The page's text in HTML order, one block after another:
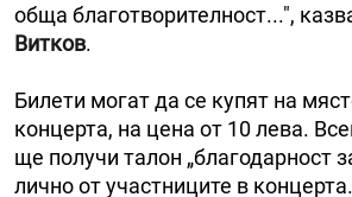
обща благотворителност...",
Витков.
Билети могат да се купят на
концерта, на цена от 10 лева.
ще получи талон „благодарност
лично от участниците в концерта.